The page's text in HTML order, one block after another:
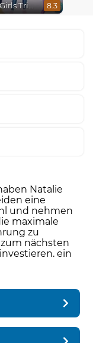
Princess Girls Trip To Aspen 8.3
Natalie
eine
und nehmen
maximale
zu
nächsten
ein